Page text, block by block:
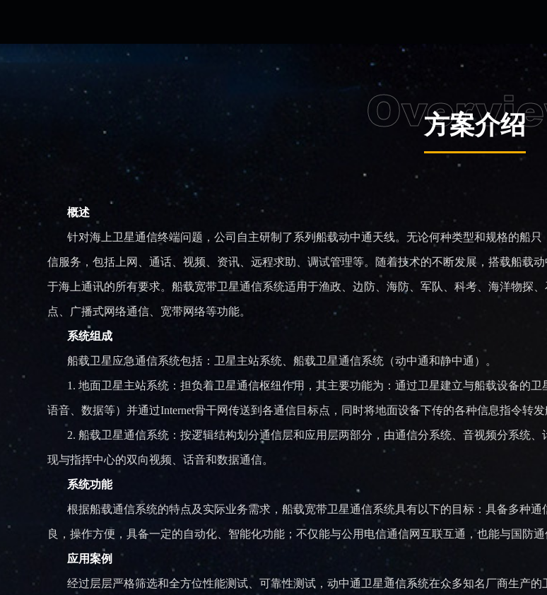
方案介绍
概述
针对海上卫星通信终端问题，公司自主研制了系列船载动中通天线。无论何种类型和规格的船只
信服务，包括上网、通话、视频、资讯、远程求助、调试管理等。随着技术的不断发展，搭载船载
于海上通讯的所有要求。船载宽带卫星通信系统适用于渔政、边防、海防、军队、科考、海洋物探
点、广播式网络通信、宽带网络等功能。
系统组成
船载卫星应急通信系统包括：卫星主站系统、船载卫星通信系统（动中通和静中通）。
1. 地面卫星主站系统：担负着卫星通信枢纽作用，其主要功能为：通过卫星建立与船载设备的卫
语音、数据等）并通过Internet骨干网传送到各通信目标点，同时将地面设备下传的各种信息指令转发
2. 船载卫星通信系统：按逻辑结构划分通信层和应用层两部分，由通信分系统、音视频分系统
现与指挥中心的双向视频、话音和数据通信。
系统功能
根据船载通信系统的特点及实际业务需求，船载宽带卫星通信系统具有以下的目标：具备多种通
良，操作方便，具备一定的自动化、智能化功能；不仅能与公用电信通信网互联互通，也能与国防
应用案例
经过层层严格筛选和全方位性能测试、可靠性测试，动中通卫星通信系统在众多知名厂商生产的